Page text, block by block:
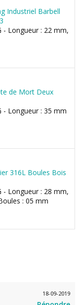
Industriel Barbell
- Longueur : 22 mm,
de Mort Deux
- Longueur : 35 mm
316L Boules Bois
- Longueur : 28 mm,
: 05 mm
18-09-2019